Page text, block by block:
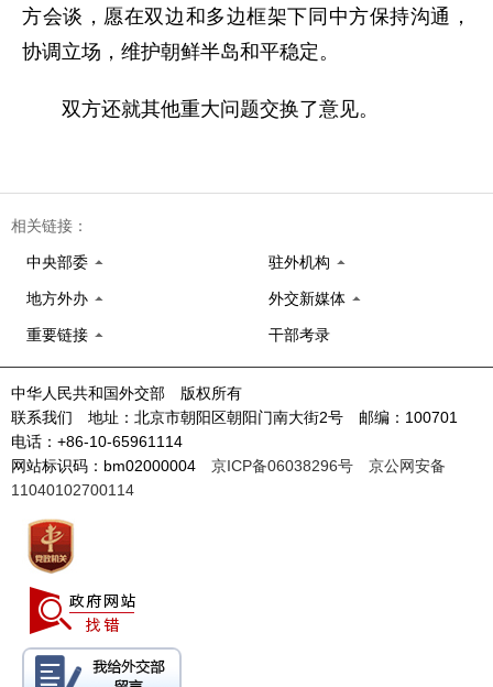
方会谈，愿在双边和多边框架下同中方保持沟通，
协调立场，维护朝鲜半岛和平稳定。
双方还就其他重大问题交换了意见。
相关链接：
中央部委 驻外机构
地方外办 外交新媒体
重要链接 干部考录
中华人民共和国外交部 版权所有
联系我们 地址：北京市朝阳区朝阳门南大街2号 邮编：100701
电话：+86-10-65961114
网站标识码：bm02000004 京ICP备06038296号
京公网安备
11040102700114